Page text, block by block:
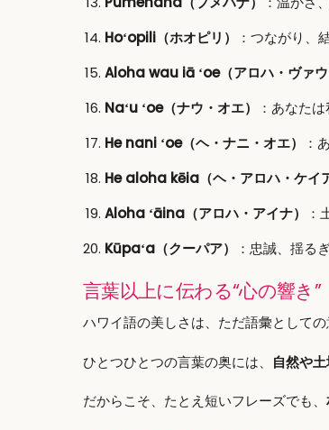
Hoʻopili（ホオピリ）
：つながり、
Aloha wau iā ʻoe（アロハ・ヴァウ
Naʻu ʻoe（ナウ・オエ）
：あなたは
He nani ʻoe（ヘ・ナニ・オエ）
：
He aloha kēia（ヘ・アロハ・ケイ
Aloha ʻāina（アロハ・アイナ）
：
Kūpaʻa（クーパア）
：忠誠、揺る
言葉以上に伝わる“心の響き”
ハワイ語の美しさは、ただ語彙としての
ひとつひとつの言葉の奥には、 自然や
だからこそ、たとえ短いフレーズでも、